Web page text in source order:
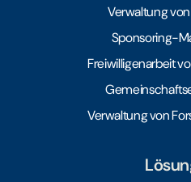
Verwaltung
Sponsoring-
Freiwilligenarbeit
Verwaltung von